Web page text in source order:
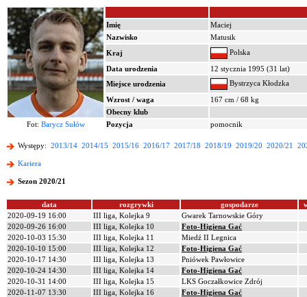
Imię
Maciej
Nazwisko
Matusik
Kraj
Polska
Data urodzenia
12 stycznia 1995 (31 lat)
Miejsce urodzenia
Bystrzyca Kłodzka
Wzrost / waga
167 cm / 68 kg
Obecny klub
Fot: Barycz Sułów Pozycja pomocnik
Występy: 2013/14 2014/15 2015/16 2016/17 2017/18 2018/19 2019/20 2020/21
Kariera
Sezon 2020/21
data rozgrywki gospodarze
2020-09-19 16:00
III liga, Kolejka 9
Gwarek Tarnowskie Góry
2020-09-26 16:00
III liga, Kolejka 10
Foto-Higiena Gać
2020-10-03 15:30
III liga, Kolejka 11
Miedź II Legnica
2020-10-10 15:00
III liga, Kolejka 12
Foto-Higiena Gać
2020-10-17 14:30
III liga, Kolejka 13
Pniówek Pawłowice
2020-10-24 14:30
III liga, Kolejka 14
Foto-Higiena Gać
2020-10-31 14:00
III liga, Kolejka 15
LKS Goczałkowice Zdrój
2020-11-07 13:30
III liga, Kolejka 16
Foto-Higiena Gać